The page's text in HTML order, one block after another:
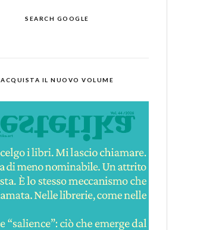
SEARCH GOOGLE
ACQUISTA IL NUOVO VOLUME